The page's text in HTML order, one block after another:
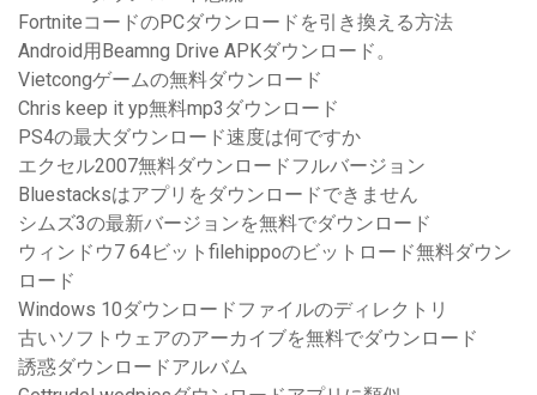
FortniteコードのPCダウンロードを引き換える方法
Android用Beamng Drive APKダウンロード。
Vietcongゲームの無料ダウンロード
Chris keep it yp無料mp3ダウンロード
PS4の最大ダウンロード速度は何ですか
エクセル2007無料ダウンロードフルバージョン
Bluestacksはアプリをダウンロードできません
シムズ3の最新バージョンを無料でダウンロード
ウィンドウ7 64ビットfilehippoのビットロード無料ダウン
ロード
Windows 10ダウンロードファイルのディレクトリ
古いソフトウェアのアーカイブを無料でダウンロード
誘惑ダウンロードアルバム